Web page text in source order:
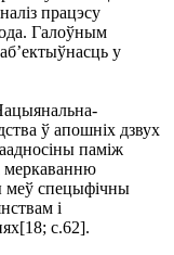
працэсу
Галоўным
у
ў апошніх дзвух
паміж
меркаванню
меў спецыфічны
і
с.62].